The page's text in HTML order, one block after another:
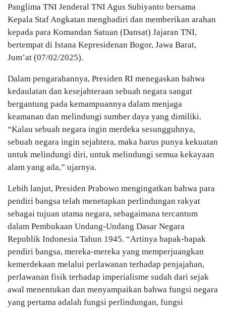
Panglima TNI Jenderal TNI Agus Subiyanto bersama
Kepala Staf Angkatan menghadiri dan memberikan arahan
kepada para Komandan Satuan (Dansat) Jajaran TNI,
bertempat di Istana Kepresidenan Bogor, Jawa Barat,
Jum’at (07/02/2025).
Dalam pengarahannya, Presiden RI menegaskan bahwa
kedaulatan dan kesejahteraan sebuah negara sangat
bergantung pada kemampuannya dalam menjaga
keamanan dan melindungi sumber daya yang dimiliki.
“Kalau sebuah negara ingin merdeka sesungguhnya,
sebuah negara ingin sejahtera, maka harus punya kekuatan
untuk melindungi diri, untuk melindungi semua kekayaan
alam yang ada,” ujarnya.
Lebih lanjut, Presiden Prabowo mengingatkan bahwa para
pendiri bangsa telah menetapkan perlindungan rakyat
sebagai tujuan utama negara, sebagaimana tercantum
dalam Pembukaan Undang-Undang Dasar Negara
Republik Indonesia Tahun 1945. “Artinya bapak-bapak
pendiri bangsa, mereka-mereka yang memperjuangkan
kemerdekaan melalui perlawanan terhadap penjajahan,
perlawanan fisik terhadap imperialisme sudah dari sejak
awal menentukan dan menyampaikan bahwa fungsi negara
yang pertama adalah fungsi perlindungan, fungsi